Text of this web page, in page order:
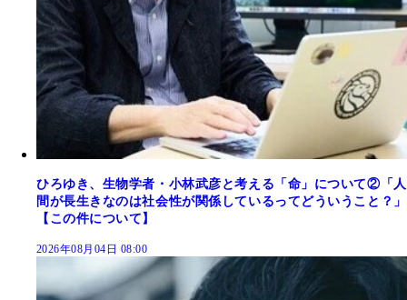
ひろゆき、生物学者・小林武彦と考える「命」について②「人
間が長生きなのは社会性が関係しているってどういうこと？」
【この件について】
2026年08月04日 08:00